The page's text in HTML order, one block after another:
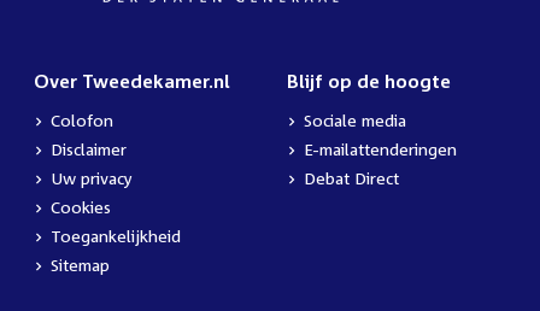
Over Tweedekamer.nl
Colofon
Disclaimer
Uw privacy
Cookies
Toegankelijkheid
Sitemap
Blijf op de hoogte
Sociale media
E-mailattenderingen
Debat Direct